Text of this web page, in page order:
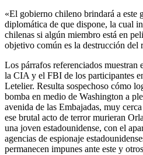
«El gobierno chileno brindará a este
diplomática de que dispone, la cual
chilenas si algún miembro está en
objetivo común es la destrucción del
Los párrafos referenciados muestran
la CIA y el FBI de los participantes
Letelier. Resulta sospechoso cómo
bomba en medio de Washington a
avenida de las Embajadas, muy
ese brutal acto de terror murieran
una joven estadounidense, con el
agencias de espionaje
permanecen impunes ante este y